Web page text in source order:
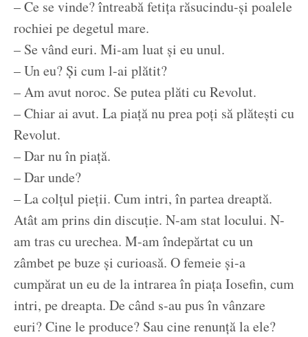
– Ce se vinde? întreabă fetița răsucindu-și poalele
rochiei pe degetul mare.
– Se vând euri. Mi-am luat și eu unul.
– Un eu? Și cum l-ai plătit?
– Am avut noroc. Se putea plăti cu Revolut.
– Chiar ai avut. La piață nu prea poți să plătești cu
Revolut.
– Dar nu în piață.
– Dar unde?
– La colțul pieții. Cum intri, în partea dreaptă.
Atât am prins din discuție. N-am stat locului. N-
am tras cu urechea. M-am îndepărtat cu un
zâmbet pe buze și curioasă. O femeie și-a
cumpărat un eu de la intrarea în piața Iosefin, cum
intri, pe dreapta. De când s-au pus în vânzare
euri? Cine le produce? Sau cine renunță la ele?